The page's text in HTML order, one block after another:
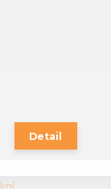
Detail